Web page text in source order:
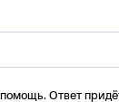
Ответ